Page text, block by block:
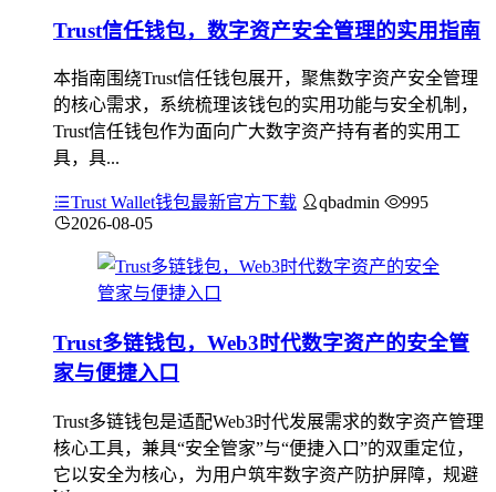
Trust信任钱包，数字资产安全管理的实用指南
本指南围绕Trust信任钱包展开，聚焦数字资产安全管理
的核心需求，系统梳理该钱包的实用功能与安全机制，
Trust信任钱包作为面向广大数字资产持有者的实用工
具，具...
Trust Wallet钱包最新官方下载 qbadmin
995
2026-08-05
Trust多链钱包，Web3时代数字资产的安全管
家与便捷入口
Trust多链钱包是适配Web3时代发展需求的数字资产管理
核心工具，兼具“安全管家”与“便捷入口”的双重定位，
它以安全为核心，为用户筑牢数字资产防护屏障，规避